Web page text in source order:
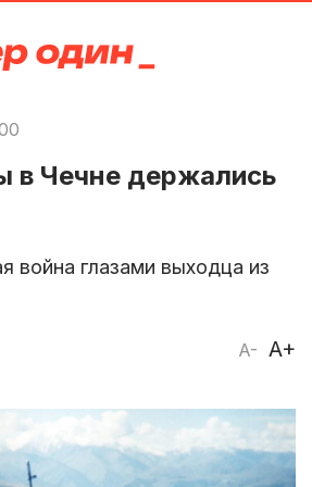
в Чечне держались
война глазами выходца из
A- A+